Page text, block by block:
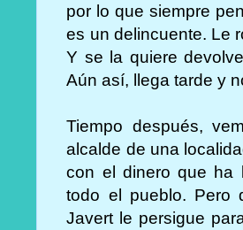
por lo que siempre
es un delincuente. Le
Y se la quiere
Aún así, llega tarde y
Tiempo después,
alcalde de una
con el dinero que ha
todo el pueblo. Pero
Javert le persigue